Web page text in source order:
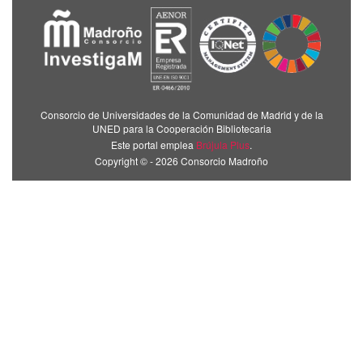
Consorcio de Universidades de la Comunidad de Madrid y de la
UNED para la Cooperación Bibliotecaria
Este portal emplea Brújula Plus.
Copyright © - 2026 Consorcio Madroño